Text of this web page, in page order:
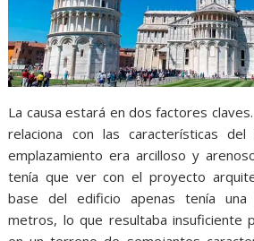
La causa estará en dos factores
relaciona con las características
emplazamiento era arcilloso y
tenía que ver con el proyecto
base del edificio apenas tenía
metros, lo que resultaba insuficiente